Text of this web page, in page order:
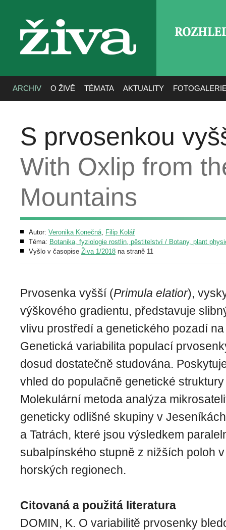
živa
ARCHIV O ŽIVĚ TÉMATA AKTUALITY
S prvosenkou
With Oxlip from
Mountains
Autor: Veronika Konečná, Filip Kolář
Téma: Botanika, fyziologie rostlin, pěstitelství / Botany, plant
Vyšlo v časopise Živa 1/2018 na straně 11
Prvosenka vyšší (Primula elatior),
výškového gradientu, představuje
vlivu prostředí a genetického pozadí
Genetická variabilita populací
dosud dostatečně studována.
vhled do populačně genetické
Molekulární metoda analýza
geneticky odlišné skupiny v
a Tatrách, které jsou výsledkem
subalpínského stupně z nižších poloh
horských regionech.
Citovaná a použitá literatura
DOMIN, K. O variabilitě prvosenky